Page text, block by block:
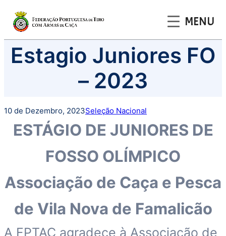
MENU
Saltar
para
Estagio Juniores FO
– 2023
10 de Dezembro, 2023Seleção Nacional
ESTÁGIO DE JUNIORES DE
FOSSO OLÍMPICO
Associação de Caça e Pesca
de Vila Nova de Famalicão
A FPTAC agradece à Associação de